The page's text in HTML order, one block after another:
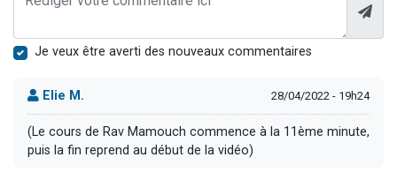
Je veux être averti des nouveaux commentaires
Elie M. 28/04/2022 - 19h24
(Le cours de Rav Mamouch commence à la 11ème minute,
puis la fin reprend au début de la vidéo)